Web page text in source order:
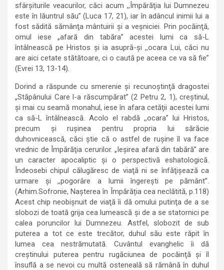
sfârşiturile veacurilor, căci acum ,,Împărăţia lui Dumnezeu
este în lăuntrul său” (Luca 17, 21), iar în adâncul inimii lui a
fost sădită sămânţa mântuirii şi a veşniciei. Prin pocăinţă,
omul iese „afară din tabăra” acestei lumi ca să-L
întâlnească pe Hristos şi ia asupră-şi ,,ocara Lui, căci nu
are aici cetate stătătoare, ci o caută pe aceea ce va să fie”
(Evrei 13, 13-14).
Dorind a răspunde cu smerenie şi recunoştinţă dragostei
„Stăpânului Care l-a răscumpărat” (2 Petru 2, 1), creştinul,
şi mai cu seamă monahul, iese în afara cetăţii acestei lumi
ca să-L întâlnească. Acolo el rabdă ,,ocara” lui Hristos,
precum şi ruşinea pentru propria lui sărăcie
duhovnicească, căci ştie că o astfel de ruşine îl va face
vrednic de Împărăţia cerurilor. „Ieşirea afară din tabără” are
un caracter apocaliptic şi o perspectivă eshatologică.
Îndeosebi chipul călugăresc de viaţă ni se înfăţişează ca
urmare şi ,,pogorâre a lumii îngereşti pe pământ”.
(Arhim.Sofronie, Nașterea în Împărăția cea neclătită, p.118)
Acest chip neobişnuit de viaţă îi dă omului putinţa de a se
slobozi de toată grija cea lumească şi de a se statornici pe
calea poruncilor lui Dumnezeu. Astfel, slobozit de sub
puterea a tot ce este trecător, duhul său este răpit în
lumea cea nestrămutată. Cuvântul evanghelic îi dă
creştinului puterea pentru rugăciunea de pocăinţă şi îl
însuflă a se nevoi cu multă osteneală să rămână în duhul